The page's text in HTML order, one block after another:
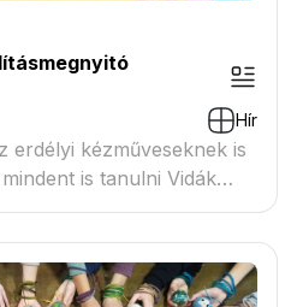
Hír
erdélyi kézműveseknek is
is tanulni Vidák
Marival a
a Kárpát